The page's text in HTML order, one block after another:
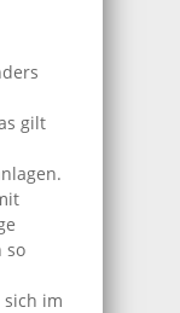
gilt
so
im